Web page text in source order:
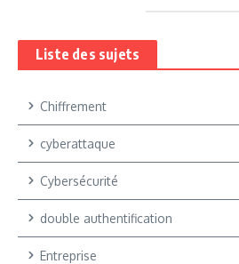
Liste des sujets
Chiffrement
cyberattaque
Cybersécurité
double authentification
Entreprise